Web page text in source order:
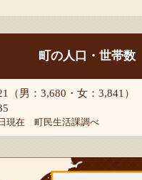
町の人口・世帯数
（男：3,680・女：3,841）
現在 町民生活課調べ